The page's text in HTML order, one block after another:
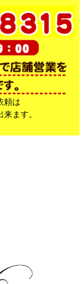
頼は
ます。